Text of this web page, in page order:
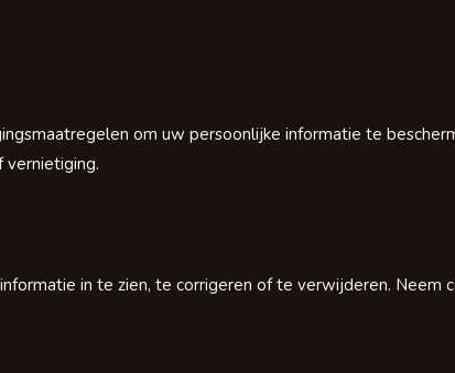
om uw persoonlijke informatie te
vernietiging.
in te zien, te corrigeren of te verwijderen. Neem